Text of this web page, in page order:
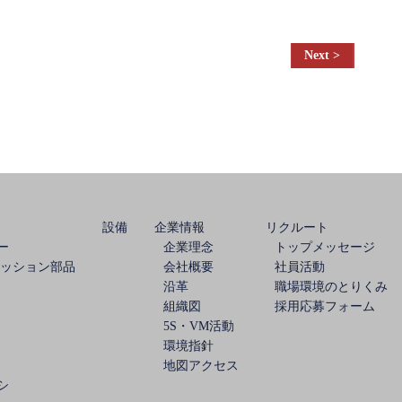
ション部品
設備
企業情報
企業理念
会社概要
沿革
組織図
5S・VM活動
環境指針
地図アクセス
リクルート
トップメッセージ
社員活動
職場環境のとりくみ
採用応募フォーム